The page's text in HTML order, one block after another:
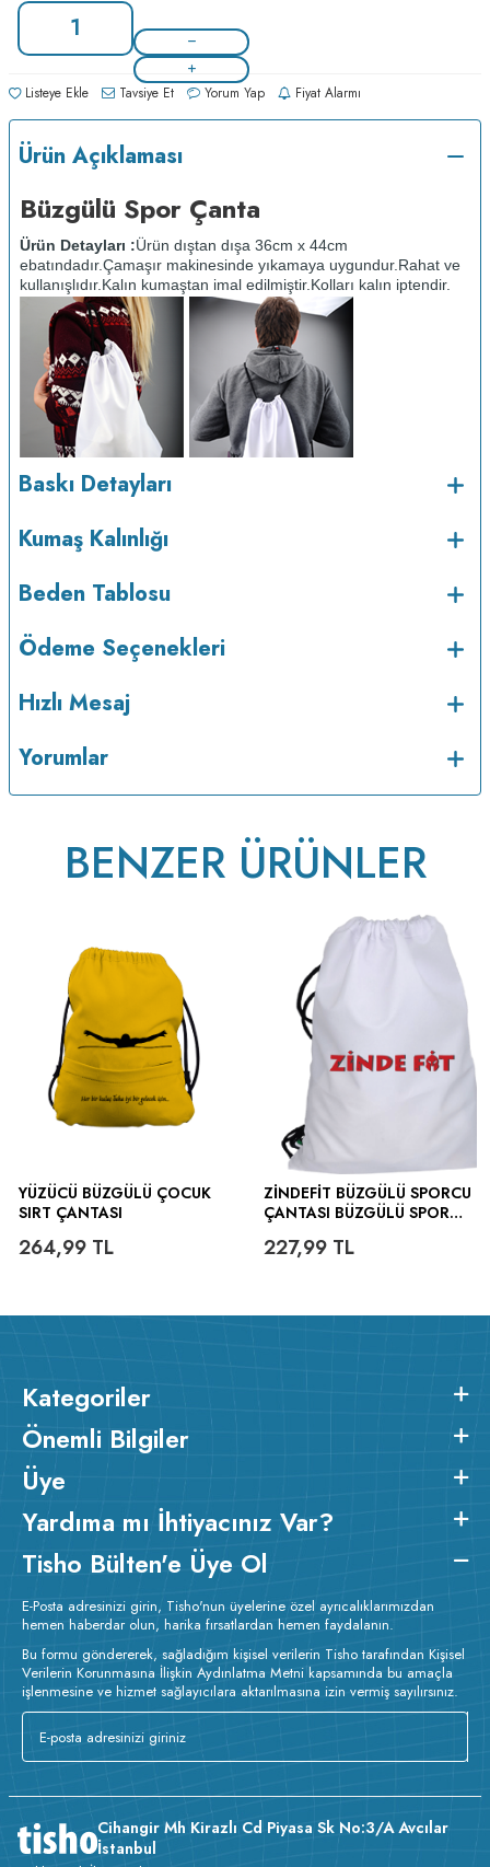
Listeye Ekle Tavsiye Et Yorum Yap Fiyat Alarmı
Ürün Açıklaması
Büzgülü Spor Çanta
Ürün Detayları :Ürün dıştan dışa 36cm x 44cm
ebatındadır.Çamaşır makinesinde yıkamaya uygundur. Rahat ve
kullanışlıdır. Kalın kumaştan imal edilmiştir. Kolları kalın iptendir.
v233.25
Baskı Detayları
Kumaş Kalınlığı
Beden Tablosu
Ödeme Seçenekleri
Hızlı Mesaj
Yorumlar
BENZER ÜRÜNLER
YÜZÜCÜ BÜZGÜLÜ ÇOCUK
SIRT ÇANTASI
264,99 TL
ZINDEFIT BÜZGÜLÜ SPORCU
ÇANTASI BÜZGÜLÜ SPOR
227,99TL
Kategoriler
Önemli Bilgiler
Üye
Yardıma mı İhtiyacınız Var?
Tisho Bülten'e Üye Ol
E-Posta adresinizi girin, Tisho'nun üyelerine özel ayrıcalıklarımızdan
hemen haberdar olun, harika fırsatlardan hemen faydalanın.
Bu formu göndererek, sağladığım kişisel verilerin Tisho tarafından Kişisel
Verilerin Korunmasına İlişkin Aydınlatma Metni kapsamında bu amaçla
işlenmesine ve hizmet sağlayıcılara aktarılmasına izin vermiş sayılırsınız.
Cihangir Mh Kirazlı Cd Piyasa Sk No:3/A Avcılar
İstanbul